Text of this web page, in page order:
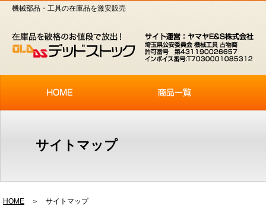
機械部品・工具の在庫品を激安販売
サイトマップ
HOME ＞ サイトマップ